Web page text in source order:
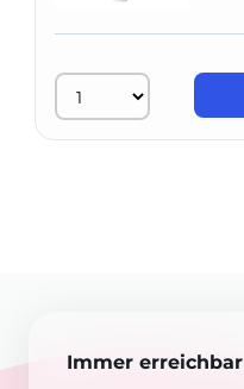
Immer erreichbar